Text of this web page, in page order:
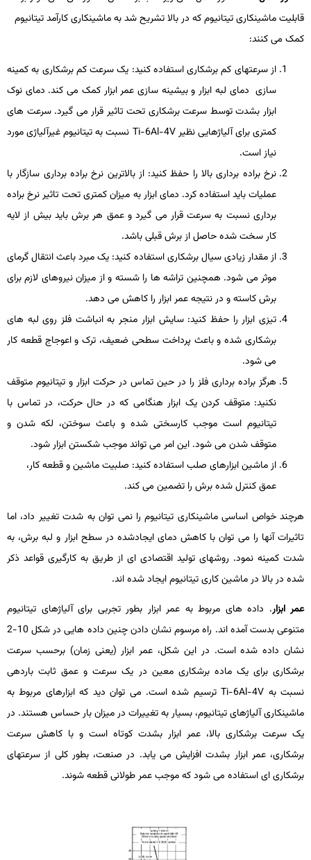
قابلیت ماشین­کاری تیتانیوم که در بالا تشریح شد به ماشین­کاری کارآمد تیتانیوم
کمک می­ کنند:
از سرعت­های کم برشکاری استفاده کنید: یک سرعت کم برشکاری به کمینه
سازی دمای لبه ابزار و بیشینه ­سازی عمر ابزار کمک می ­کند. دمای نوک
ابزار بشدت توسط سرعت برشکاری تحت تاثیر قرار می­ گیرد. سرعت­ های
کمتری برای آلیاژهایی نظیرTi-6Al-4V نسبت به تیتانیوم غیرآلیاژی مورد
نیاز است.
نرخ براده برداری بالا را حفظ کنید: از بالاترین نرخ براده برداری سازگار با
عملیات باید استفاده کرد. دمای ابزار به میزان کمتری تحت تاثیر نرخ براده
برداری نسبت به سرعت قرار می­ گیرد و عمق هر برش باید بیش از لایه
کار سخت­ شده حاصل از برش قبلی باشد.
از مقدار زیادی سیال برشکاری استفاده کنید: یک مبرد باعث انتقال گرمای
موثر می­ شود. هم­چنین تراشه­ ها را شسته و از میزان نیروهای لازم برای
برش کاسته و در نتیجه عمر ابزار را کاهش می­ دهد.
تیزی ابزار را حفظ کنید: سایش ابزار منجر به انباشت فلز روی لبه­ های
برشکاری شده و باعث پرداخت سطحی ضعیف، ترک و اعوجاج قطعه­ کار
می­ شود.
هرگز براده برداری فلز را در حین تماس در حرکت ابزار و تیتانیوم متوقف
نکنید: متوقف کردن یک ابزار هنگامی که در حال حرکت، در تماس با
تیتانیوم است موجب کارسختی شده و باعث سوختن، لکه شدن و
متوقف شدن می­ شود. این امر می ­تواند موجب شکستن ابزار شود.
از ماشین­ ابزارهای صلب استفاده کنید: صلبیت ماشین و قطعه­ کار،
عمق کنترل­ شده برش را تضمین­ می­ کند.
هرچند خواص اساسی ماشین­کاری تیتانیوم را نمی­ توان به شدت تغییر داد، اما
تاثیرات آنها را می­ توان با کاهش دمای ایجادشده در سطح ابزار و لبه برش، به
شدت کمینه نمود. روش­های تولید اقتصادی ­ای از طریق به کارگیری قواعد ذکر
شده در بالا در ماشین­ کاری تیتانیوم ایجاد شده­ اند.
عمر ابزار. داده­ های مربوط به عمر ابزار بطور تجربی برای آلیاژهای تیتانیوم
متنوعی بدست آمده ­اند. راه مرسوم نشان دادن چنین داده­ هایی در شکل 10-2
نشان داده شده است. در این شکل، عمر ابزار (یعنی زمان) برحسب سرعت
برشکاری برای یک ماده برشکاری معین در یک سرعت و عمق ثابت باردهی
نسبت به Ti-6Al-4Vترسیم شده است. می ­توان دید که ابزارهای مربوط به
ماشین­کاری آلیاژهای تیتانیوم، بسیار به تغییرات در میزان بار حساس هستند. در
یک سرعت برشکاری بالا، عمر ابزار بشدت کوتاه است و با کاهش سرعت
برشکاری، عمر ابزار بشدت افزایش می­ یابد. در صنعت، بطور کلی از سرعت­های
برشکاری­ ای استفاده می­ شود که موجب عمر طولانی قطعه شوند.